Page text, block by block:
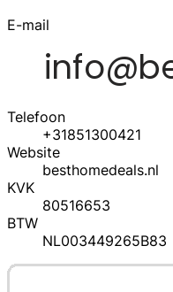
E-mail
Telefoon
+31851300421
Website
besthomedeals.nl
KVK
80516653
BTW
NL003449265B83